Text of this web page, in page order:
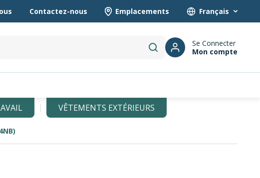
Contactez-nous Emplacements Language
submit search
Se Connecter
Mon compte
VÊTEMENTS EXTÉRIEURS